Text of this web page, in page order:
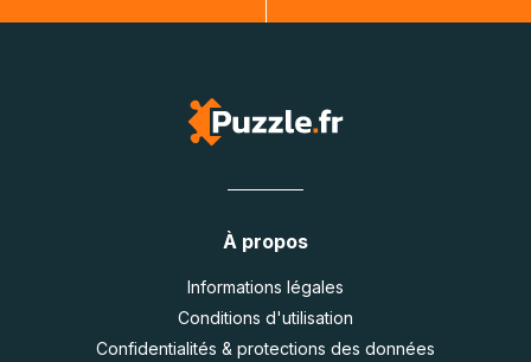
À propos
Informations légales
Conditions d'utilisation
Confidentialités & protections des données